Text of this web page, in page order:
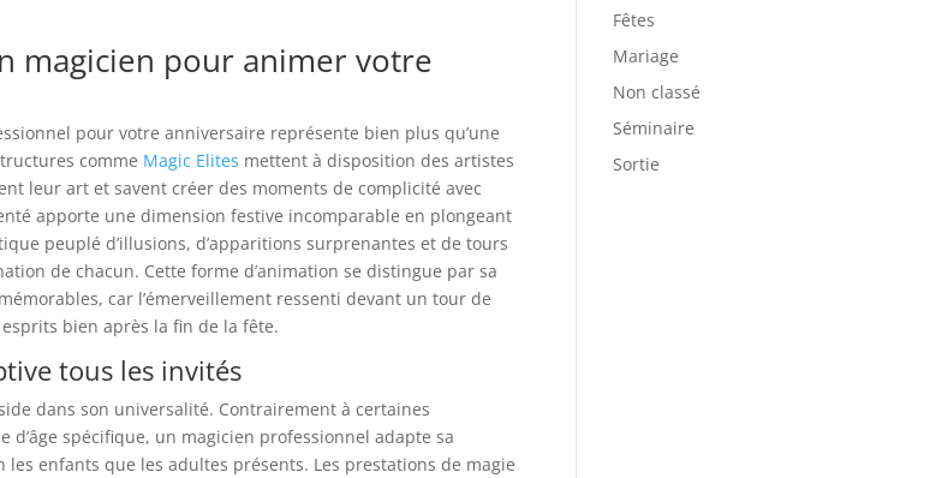
magicien pour animer votre
pour votre anniversaire représente bien plus qu’une
comme Magic Elites mettent à disposition des artistes
leur art et savent créer des moments de complicité avec
apporte une dimension festive incomparable en plongeant
peuplé d’illusions, d’apparitions surprenantes et de tours
de chacun. Cette forme d’animation se distingue par sa
car l’émerveillement ressenti devant un tour de
bien après la fin de la fête.
tous les invités
dans son universalité. Contrairement à certaines
spécifique, un magicien professionnel adapte sa
enfants que les adultes présents. Les prestations de magie
Fêtes
Mariage
Non classé
Séminaire
Sortie